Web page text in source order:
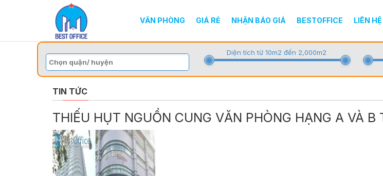
VĂN PHÒNG GIÁ RẺ NHẬN BÁO GIÁ BESTOFFICE LIÊN HỆ
Diện tích từ 10m2 đến 2,000m2
TIN TỨC
THIẾU HỤT NGUỒN CUNG VĂN PHÒNG HẠNG A VÀ B